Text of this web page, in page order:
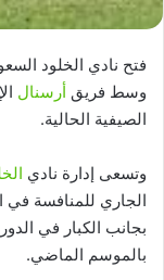
فتح نادي الخلود
وسط فريق أرسنال
الصيفية الحالية.
وتسعى إدارة نادي
الجاري للمنافسة في
بجانب الكبار في
بالموسم الماضي.